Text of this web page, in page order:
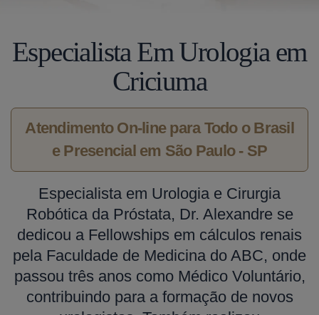
Especialista Em Urologia em
Criciuma
Atendimento On-line para Todo o Brasil
e Presencial em São Paulo - SP
Especialista em Urologia e Cirurgia
Robótica da Próstata, Dr. Alexandre se
dedicou a Fellowships em cálculos renais
pela Faculdade de Medicina do ABC, onde
passou três anos como Médico Voluntário,
contribuindo para a formação de novos